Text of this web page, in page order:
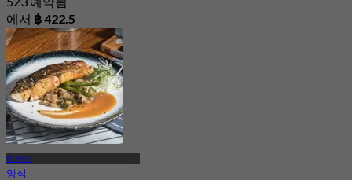
에서 ฿ 422.5
방 카피
양식